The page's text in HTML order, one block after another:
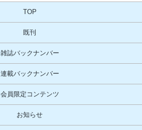
TOP
既刊
雑誌バックナンバー
連載バックナンバー
会員限定コンテンツ
お知らせ